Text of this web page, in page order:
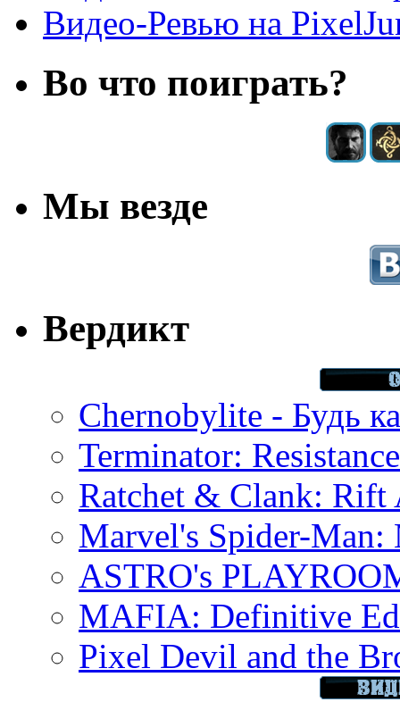
Видео-Ревью на
Во что поиграть?
Мы везде
Вердикт
Chernobylite - Будь
Terminator:
Ratchet & Clank: Rift
Marvel's Spider-Man:
ASTRO's
MAFIA: Definitive
Pixel Devil and the